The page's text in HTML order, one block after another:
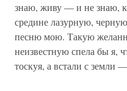
знаю, живу — и не знаю,
средине лазурную,
песню мою. Такую
неизвестную спела бы я,
тоскуя, а встали с земли —